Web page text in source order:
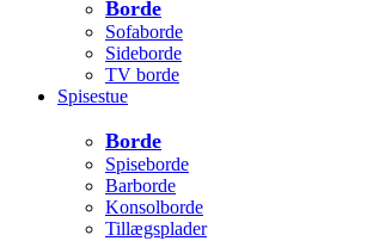
Borde
Sofaborde
Sideborde
TV borde
Spisestue
Borde
Spiseborde
Barborde
Konsolborde
Tillægsplader